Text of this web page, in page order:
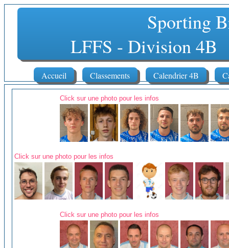
Sporting
LFFS -
Accueil Classements Calendrier 4B
Click sur une photo pour les infos
Click sur une photo pour les infos
Click sur une photo pour les infos